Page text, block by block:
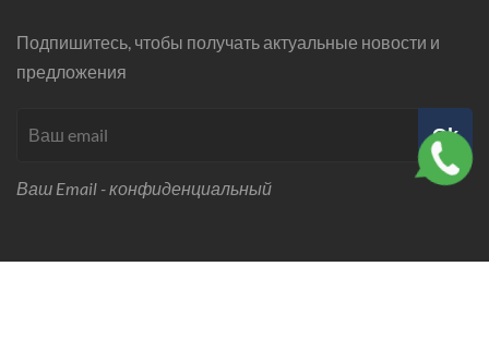
Подпишитесь, чтобы получать актуальные новости и
предложения
Ok
Ваш Email - конфиденциальный